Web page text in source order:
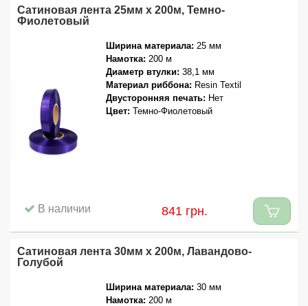
Сатиновая лента 25мм x 200м, Темно-
Фиолетовый
Ширина материала: 25 мм
Намотка: 200 м
Диаметр втулки: 38,1 мм
Материал риббона: Resin Textil
Двусторонняя печать: Нет
Цвет: Темно-Фиолетовый
В наличии 841 грн.
Сатиновая лента 30мм x 200м, Лавандово-
Голубой
Ширина материала: 30 мм
Намотка: 200 м